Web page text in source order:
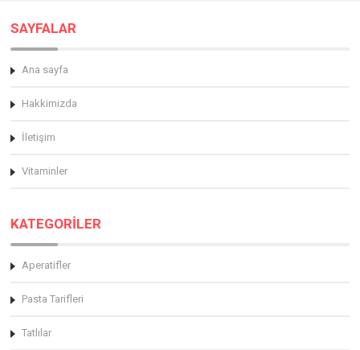
SAYFALAR
Ana sayfa
Hakkimizda
İletişim
Vitaminler
KATEGORİLER
Aperatifler
Pasta Tarifleri
Tatlılar